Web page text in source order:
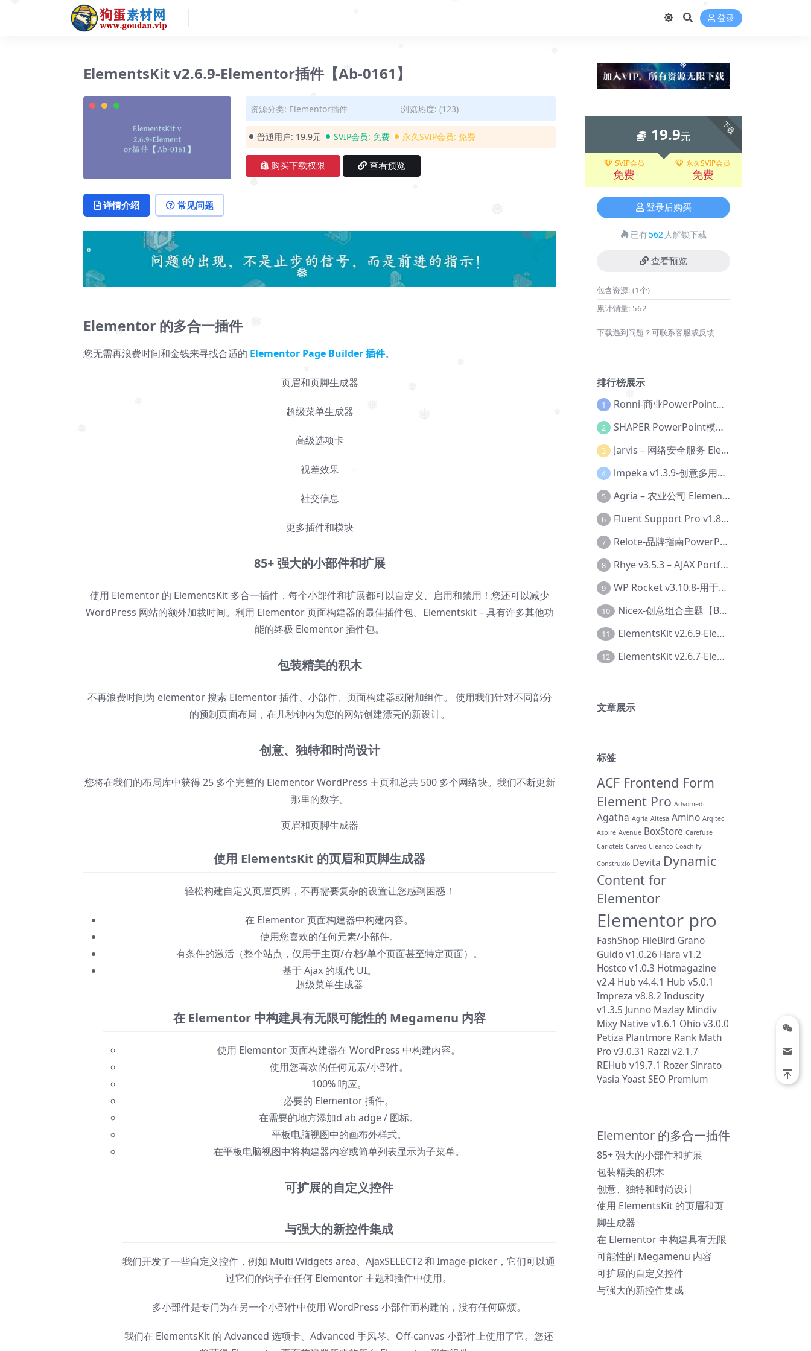
❅
❅
❅
❅
❅
❅
❅登录
ElementsKit v2.6.9-Elementor插件【Ab-0161】
资源分类: Elementor插件 浏览热度: (123)
普通用户: 19.9元 SVIP会员: 免费 永久SVIP会员: 免费
购买下载权限 查看预览
详情介绍 常见问题
Elementor 的多合一插件
您无需再浪费时间和金钱来寻找合适的 Elementor Page Builder 插件。
页眉和页脚生成器
超级菜单生成器
高级选项卡
视差效果
社交信息
更多插件和模块
85+ 强大的小部件和扩展
使用 Elementor 的 ElementsKit 多合一插件，每个小部件和扩展都可以自定义、启用和禁用！您还可以减少
WordPress 网站的额外加载时间。利用 Elementor 页面构建器的最佳插件包。Elementskit – 具有许多其他功
能的终极 Elementor 插件包。
包装精美的积木
不再浪费时间为 elementor 搜索 Elementor 插件、小部件、页面构建器或附加组件。 使用我们针对不同部分
的预制页面布局，在几秒钟内为您的网站创建漂亮的新设计。
创意、独特和时尚设计
您将在我们的布局库中获得 25 多个完整的 Elementor WordPress 主页和总共 500 多个网络块。我们不断更新
那里的数字。
页眉和页脚生成器
使用 ElementsKit 的页眉和页脚生成器
轻松构建自定义页眉页脚，不再需要复杂的设置让您感到困惑！
在 Elementor 页面构建器中构建内容。
使用您喜欢的任何元素/小部件。
有条件的激活（整个站点，仅用于主页/存档/单个页面甚至特定页面）。
基于 Ajax 的现代 UI。
超级菜单生成器
在 Elementor 中构建具有无限可能性的 Megamenu 内容
使用 Elementor 页面构建器在 WordPress 中构建内容。
使用您喜欢的任何元素/小部件。
100% 响应。
必要的 Elementor 插件。
在需要的地方添加d ab adge / 图标。
平板电脑视图中的画布外样式。
在平板电脑视图中将构建器内容或简单列表显示为子菜单。
可扩展的自定义控件
与强大的新控件集成
我们开发了一些自定义控件，例如 Multi Widgets area、AjaxSELECT2 和 Image-picker，它们可以通
过它们的钩子在任何 Elementor 主题和插件中使用。
多小部件是专门为在另一个小部件中使用 WordPress 小部件而构建的，没有任何麻烦。
我们在 ElementsKit 的 Advanced 选项卡、Advanced 手风琴、Off-canvas 小部件上使用了它。您还
下载
19.9元
SVIP会员
免费
永久SVIP会员
免费
登录后购买
已有562 人解锁下载
查看预览
包含资源: (1个)
累计销量: 562
下载遇到问题？可联系客服或反馈
排行榜展示
1 Ronni-商业PowerPoint模板【Dc-0077】
2 SHAPER PowerPoint模板【Dc-0184】
3 Jarvis – 网络安全服务 Elementor 模板套件【Aa-0035】
4 lmpeka v1.3.9-创意多用途 WordPress 主题【Be-0064】
5 Agria – 农业公司 Elementor Pro 模板套件【Aa-0003】
6 Fluent Support Pro v1.8.1 – WordPress 支持票务系统【Cc-0041】
7 Relote-品牌指南PowerPoint模板【Dc-0076】
8 Rhye v3.5.3 – AJAX Portfolio WordPress 主题【Bi-0049】
9 WP Rocket v3.10.8-用于wordpress速度优化的缓存加速插件【Cd-0019】
10 Nicex-创意组合主题【Be-0092】
11 ElementsKit v2.6.9-Elementor插件【Ab-0161】
12 ElementsKit v2.6.7-Elementor插件【Ab-0162】
文章展示
标签
ACF Frontend Form
Element Pro Advomedi
Agatha Agria Altesa Amino Arqitec
Aspire Avenue BoxStore Carefuse
Cariotels Carveo Cleanco Coachify
Construxio Devita Dynamic
Content for
Elementor
Elementor pro
FashShop FileBird Grano
Guido v1.0.26 Hara v1.2
Hostco v1.0.3 Hotmagazine
v2.4 Hub v4.4.1 Hub v5.0.1
Impreza v8.8.2 Induscity
v1.3.5 Junno Mazlay Mindiv
Mixy Native v1.6.1 Ohio v3.0.0
Petiza Plantmore Rank Math
Pro v3.0.31 Razzi v2.1.7
REHub v19.7.1 RozerSinrato
Vasia Yoast SEO Premium
Elementor 的多合一插件
85+ 强大的小部件和扩展
包装精美的积木
创意、独特和时尚设计
使用 ElementsKit 的页眉和页
脚生成器
在 Elementor 中构建具有无限
可能性的 Megamenu 内容
可扩展的自定义控件
与强大的新控件集成